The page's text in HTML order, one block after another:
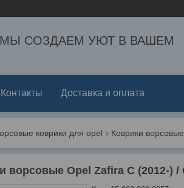
МЫ СОЗДАЕМ УЮТ В ВАШЕМ
Контакты Доставка и оплата
коврики для opel
ворсовые Opel Zafira C (2012-)